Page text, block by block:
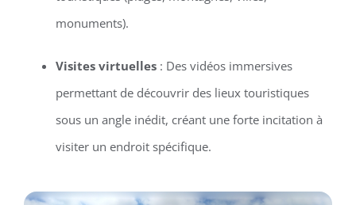
monuments).
Visites virtuelles: Des vidéos immersives
permettant de découvrir des lieux touristiques
sous un angle inédit, créant une forte incitation à
visiter un endroit spécifique.